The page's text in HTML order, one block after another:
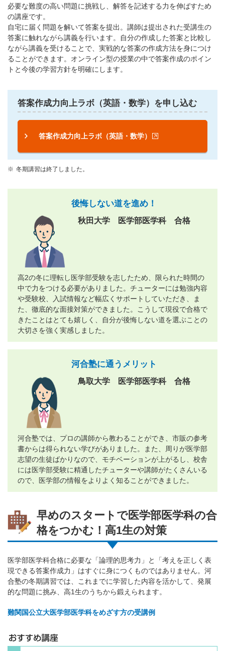
必要な難度の高い問題に挑戦し、解答を記述する力を伸ばすため
の講座です。
自宅に届く問題を解いて答案を提出。講師は提出された受講生の
答案に触れながら講義を行います。自分の作成した答案と比較し
ながら講義を受けることで、実戦的な答案の作成方法を身につけ
ることができます。オンライン型の授業の中で答案作成のポイン
トと今後の学習方針を明確にします。
答案作成力向上ラボ（英語・数学）を申し込む
答案作成力向上ラボ（英語・数学）
冬期講習は終了しました。
後悔しない道を進め！
秋田大学 医学部医学科 合格
高2の冬に理転し医学部受験を志したため、限られた時間の
中で力をつける必要がありました。チューターには勉強内容
や受験校、入試情報など幅広くサポートしていただき、ま
た、徹底的な面接対策ができました。こうして現役で合格で
きたことはとても嬉しく、自分が後悔しない道を選ぶことの
大切さを強く実感しました。
河合塾に通うメリット
鳥取大学 医学部医学科 合格
河合塾では、プロの講師から教わることができ、市販の参考
書からは得られない学びがありました。また、周りが医学部
志望の生徒ばかりなので、モチベーションが上がるし、校舎
には医学部受験に精通したチューターや講師がたくさんいる
ので、医学部の情報をよりよく知ることができました。
早めのスタートで医学部医学科の合
格をつかむ！高1生の対策
医学部医学科合格に必要な「論理的思考力」と「考えを正しく表
現できる答案作成力」はすぐに身につくものではありません。河
合塾の冬期講習では、これまでに学習した内容を活かして、発展
的な問題に挑み、高1生のうちから鍛えられます。
難関国公立大医学部医学科をめざす方の受講例